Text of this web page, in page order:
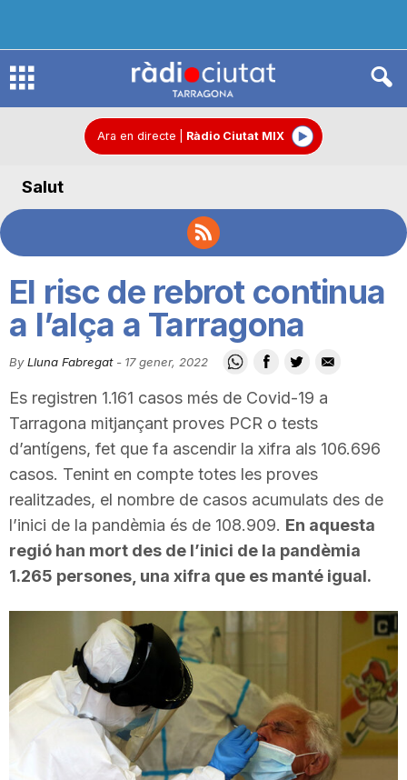
R
d
o
C
i
u
Ara en directe Ràdio Ciutat MIX
Salut
El risc de rebrot continua
a l’alça a Tarragona
By Lluna Fabregat- 17 gener, 2022
Es registren 1.161 casos més de Covid-19 a
Tarragona mitjançant proves PCR o tests
d’antígens, fet que fa ascendir la xifra als 106.696
casos. Tenint en compte totes les proves
realitzades, el nombre de casos acumulats des de
l’inici de la pandèmia és de 108.909. En aquesta
regió han mort des de l’inici de la pandèmia
1.265 persones, una xifra que es manté igual.